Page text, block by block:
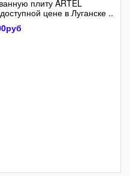
плиту ARTEL
цене в Луганске ..